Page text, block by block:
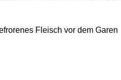
Fleisch vor dem Garen